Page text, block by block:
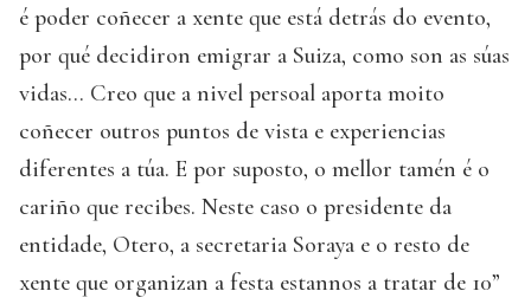
é poder coñecer a xente que está detrás do evento,
por qué decidiron emigrar a Suiza, como son as súas
vidas… Creo que a nivel persoal aporta moito
coñecer outros puntos de vista e experiencias
diferentes a túa. E por suposto, o mellor tamén é o
cariño que recibes. Neste caso o presidente da
entidade, Otero, a secretaria Soraya e o resto de
xente que organizan a festa estannos a tratar de 10”